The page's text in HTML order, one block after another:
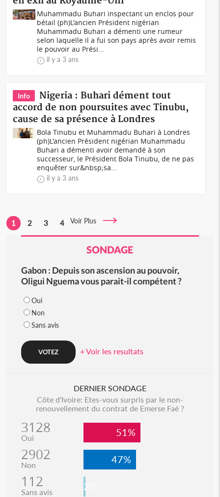
Muhammadu Buhari inspectant un enclos pour
bétail (ph)L'ancien Président nigérian
Muhammadu Buhari a démenti une rumeur
selon laquelle il a fui son pays après avoir remis
le pouvoir au Prési...
il y a 3 ans
Info
Nigeria : Buhari dément tout
accord de non poursuites avec Tinubu,
cause de sa présence à Londres
Bola Tinubu et Muhammadu Buhari à Londres
(ph)L'ancien Président nigérian Muhammadu
Buhari a démenti avoir demandé à son
successeur, le Président Bola Tinubu, de ne pas
enquêter sur&nbsp;sa...
il y a 3 ans
1 2 3 4 Voir Plus
SONDAGE
Gabon : Depuis son ascension au pouvoir,
Oligui Nguema vous parait-il compétent ?
Oui
Non
Sans avis
+ Voir les resultats
DERNIER SONDAGE
Côte d'Ivoire: Etes-vous surpris par le non-
renouvellement du contrat de Emerse Faé ?
3128
Oui 51%
2902
Non 47%
112
Sans avis 2%